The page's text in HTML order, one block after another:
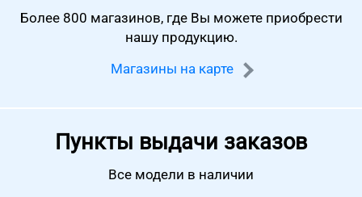
Более 800 магазинов, где Вы можете приобрести
нашу продукцию.
Магазины на карте
Пункты выдачи заказов
Все модели в наличии